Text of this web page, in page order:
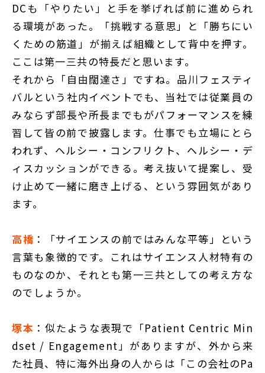
DCも「やりたい」と手を挙げれば前に進められ
る環境があった。「挑戦する意思」と「勝ちにい
くための筋道」が揃えば組織として背中を押す。
ここは第一三共の特長だと思います。
それから「自由闊達さ」ですね。品川フェスティ
バルという社内イベントでも、当社では従業員の
みならず部長や所長までもがパフォーマンスを練
習して皆の前で披露します。仕事でも立場にとら
われず、ヘルシー・コンフリクト、ヘルシー・デ
ィスカッションができる。考え抜いて提案し、受
け止めて一緒に磨き上げる、という雰囲気があり
ます。
高橋 ：「サイエンスの前ではみんな平等」という
言葉も象徴的です。これはサイエンス人材特有の
ものなのか、それとも第一三共としての考え方な
のでしょうか。
塚本 ：似たような表現で「Patient Centric Min
dset / Engagement」がありますが、外から来
た社員、特に海外出身の人からは「この会社のPa